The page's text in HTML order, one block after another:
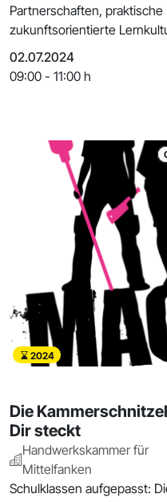
Partnerschaften,
zukunftsorientierte
02.07.2024
09:00 - 11:00 h
2024
Die
Dir steckt
Handwerkskammer für
Mittelfanken
Schulklassen aufgepasst: